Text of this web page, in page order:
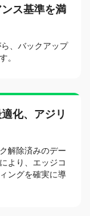
ス基準を満
、バックアップ
。
化、アジリ
解除済みのデー
より、エッジコ
ングを確実に導